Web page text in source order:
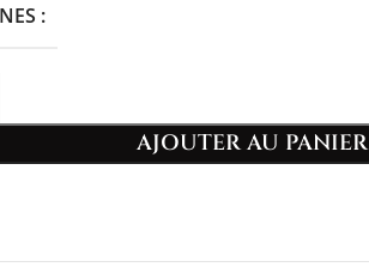
:
AJOUTER AU PANIER